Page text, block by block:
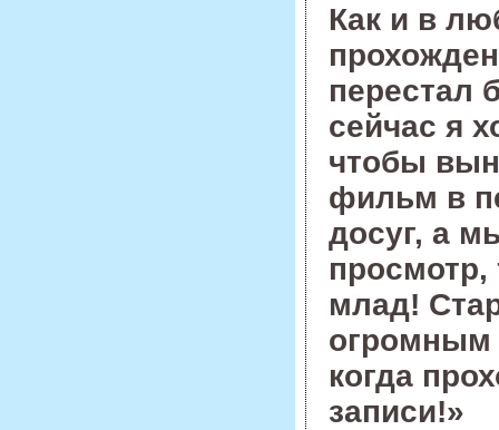
Как и в
перестал
сейчас я
чтобы
фильм в
досуг, а
просмотр,
млад!
огромным
когда
записи!»